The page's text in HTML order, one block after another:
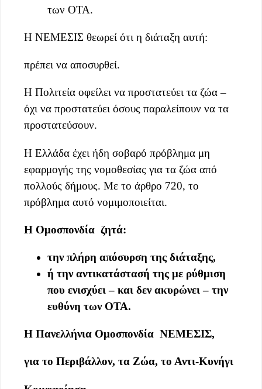
των ΟΤΑ.
Η ΝΕΜΕΣΙΣ θεωρεί ότι η διάταξη αυτή:
πρέπει να αποσυρθεί.
Η Πολιτεία οφείλει να προστατεύει τα ζώα –
όχι να προστατεύει όσους παραλείπουν να τα
προστατεύσουν.
Η Ελλάδα έχει ήδη σοβαρό πρόβλημα μη
εφαρμογής της νομοθεσίας για τα ζώα από
πολλούς δήμους. Με το άρθρο 720, το
πρόβλημα αυτό νομιμοποιείται.
Η Ομοσπονδία ζητά:
την πλήρη απόσυρση της διάταξης,
ή την αντικατάστασή της με ρύθμιση
που ενισχύει – και δεν ακυρώνει – την
ευθύνη των ΟΤΑ.
Η Πανελλήνια Ομοσπονδία ΝΕΜΕΣΙΣ,
για το Περιβάλλον, τα Ζώα, το Αντι-Κυνήγι